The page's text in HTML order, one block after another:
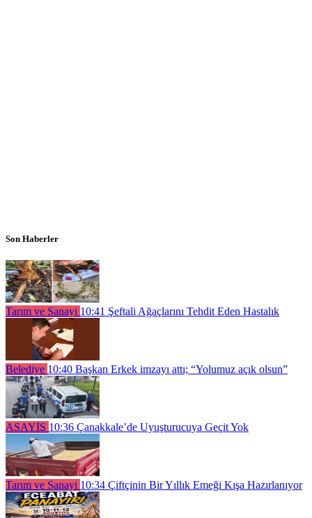
Son Haberler
Tarım ve Sanayi 10:41 Şeftali Ağaçlarını Tehdit Eden Hastalık
Belediye 10:40 Başkan Erkek imzayı attı; “Yolumuz açık olsun”
ASAYİŞ 10:36 Çanakkale’de Uyuşturucuya Geçit Yok
Tarım ve Sanayi 10:34 Çiftçinin Bir Yıllık Emeği Kışa Hazırlanıyor